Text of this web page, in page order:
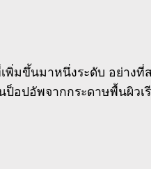
พิ่มขึ้นมาหนึ่งระดับ อย่างที่
อปอัพจากกระดาษพื้นผิวเรี